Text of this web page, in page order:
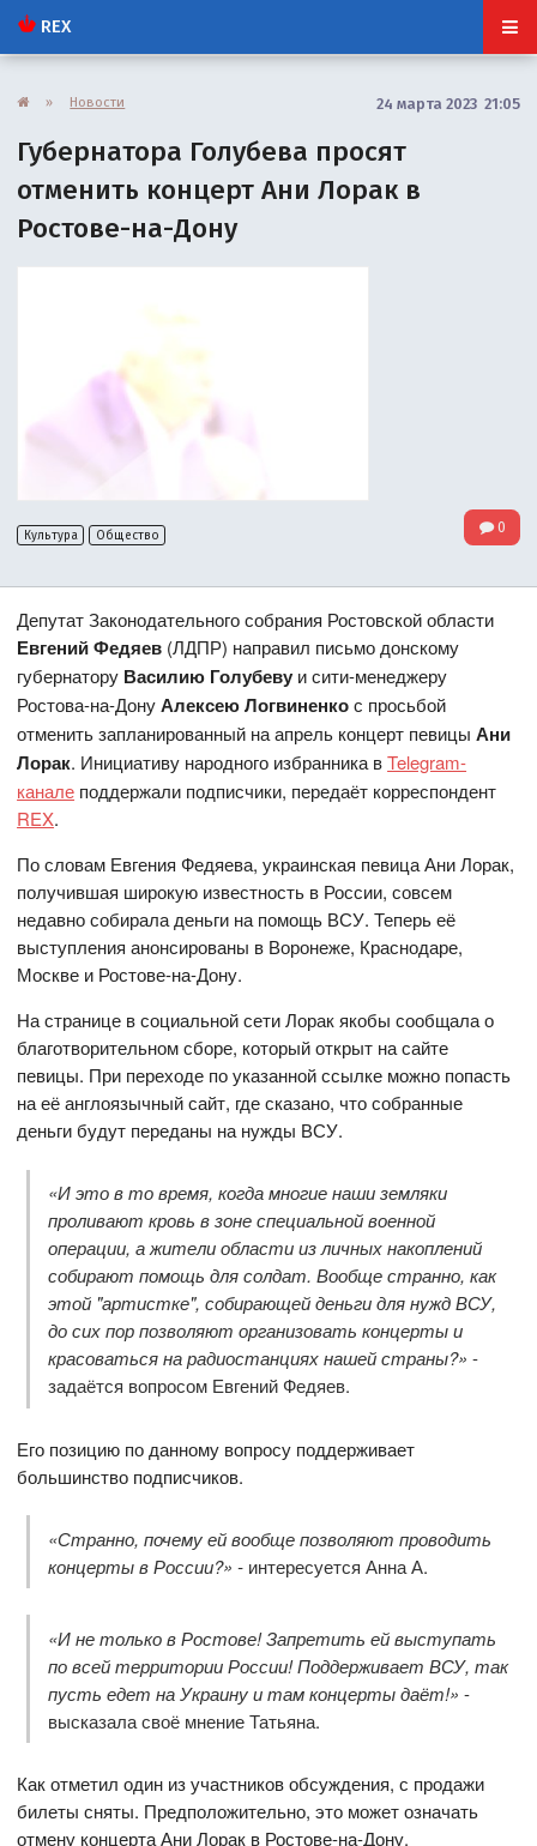
REX
» Новости 24 марта 2023 21:05
Губернатора Голубева просят
отменить концерт Ани Лорак в
Ростове-на-Дону
Культура Общество 0
Депутат Законодательного собрания Ростовской области
Евгений Федяев (ЛДПР) направил письмо донскому
губернатору Василию Голубеву и сити-менеджеру
Ростова-на-ДонуАлексею Логвиненкос просьбой
отменить запланированный на апрель концерт певицы Ани
Лорак. Инициативу народного избранника вTelegram-
канале поддержали подписчики, передаёт корреспондент
REX.
По словам Евгения Федяева, украинская певица Ани Лорак,
получившая широкую известность в России, совсем
недавно собирала деньги на помощь ВСУ. Теперь её
выступления анонсированы в Воронеже, Краснодаре,
Москве и Ростове-на-Дону.
На странице в социальной сети Лорак якобы сообщала о
благотворительном сборе, который открыт на сайте
певицы. При переходе по указанной ссылке можно попасть
на её англоязычный сайт, где сказано, что собранные
деньги будут переданы на нужды ВСУ.
«И это в то время, когда многие наши земляки
проливают кровь в зоне специальной военной
операции, а жители области из личных накоплений
собирают помощь для солдат. Вообще странно, как
этой "артистке", собирающей деньги для нужд ВСУ,
до сих пор позволяют организовать концерты и
красоваться на радиостанциях нашей страны?» -
задаётся вопросом Евгений Федяев.
Его позицию по данному вопросу поддерживает
большинство подписчиков.
«Странно, почему ей вообще позволяют проводить
концерты в России?» -интересуется Анна А.
«И не только в Ростове! Запретить ей выступать
по всей территории России! Поддерживает ВСУ, так
пусть едет на Украину и там концерты даёт!» -
высказала своё мнение Татьяна.
Как отметил один из участников обсуждения, с продажи
билеты сняты. Предположительно, это может означать
отмену концерта Ани Лорак в Ростове-на-Дону.